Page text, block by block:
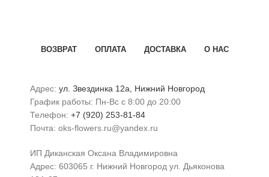
ВОЗВРАТ ОПЛАТА ДОСТАВКА О НАС
Адрес: ул. Звездинка 12а, Нижний Новгород
График работы: Пн-Вс с 8:00 до 20:00
Телефон: +7 (920) 253-81-84
Почта: oks-flowers.ru@yandex.ru
ИП Диканская Оксана Владимировна
Адрес: 603065 г. Нижний Новгород ул. Дьяконова